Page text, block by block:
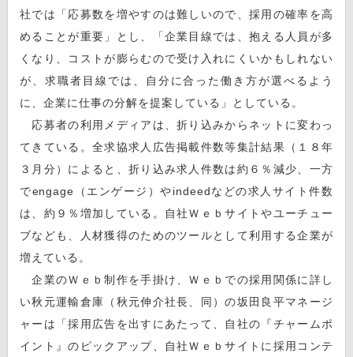
社では「応募数を増やすのは難しいので、採用の確率を高
めることが重要」とし、「企業目線では、抱える人員が多
くなり、コストが膨らむので受け入れにくいかもしれない
が、求職者目線では、自分に合った働き方が選べるよう
に、企業に仕事の分解を提案している」としている。
応募者の利用メディアは、折り込みからネットに変わっ
てきている。全求協求人広告掲載件数等集計結果（１８年
３月分）によると、折り込み求人件数は約６％減少、一方
でengage（エンゲージ）やindeedなどの求人サイト件数
は、約９％増加している。自社Ｗｅｂサイトやユーチュー
ブなども、人材獲得のためのツールとして利用する企業が
増えている。
企業のＷｅｂ制作を手掛け、Ｗｅｂでの採用関係に詳し
い秋元運輸倉庫（秋元伸介社長、同）の坂田良平マネージ
ャーは「採用広告を出すにあたって、自社の『チャームポ
イント』のピックアップ、自社Ｗｅｂサイトに採用コンテ